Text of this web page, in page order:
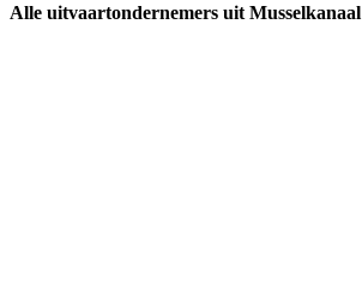
Alle uitvaartondernemers uit Musselkanaal